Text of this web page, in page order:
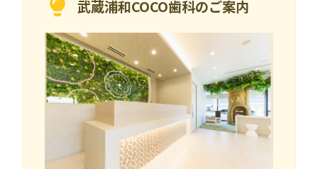
武蔵浦和COCO歯科のご案内